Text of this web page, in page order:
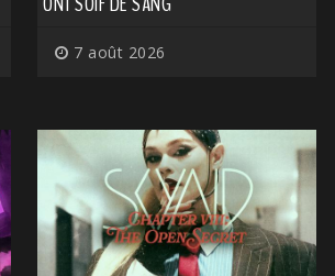
7 août 2026